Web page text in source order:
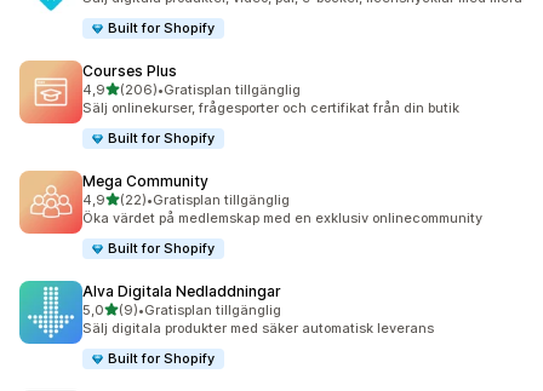
Built for Shopify
Courses Plus
4,9av 5 stjärnor
(206)
206 recensioner totalt
•Gratisplan tillgänglig
Sälj onlinekurser, frågesporter och certifikat från din butik
Built for Shopify
Mega Community
4,9av 5 stjärnor
(22)
22 recensioner totalt
•Gratisplan tillgänglig
Öka värdet på medlemskap med en exklusiv onlinecommunity
Built for Shopify
Alva Digitala Nedladdningar
5,0av 5 stjärnor
(9)
9 recensioner totalt
•Gratisplan tillgänglig
Sälj digitala produkter med säker automatisk leverans
Built for Shopify